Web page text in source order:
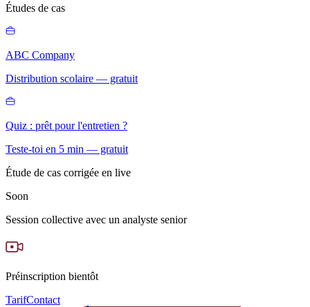
Études de cas
ABC Company
Distribution scolaire — gratuit
Quiz : prêt pour l'entretien ?
Teste-toi en 5 min — gratuit
Étude de cas corrigée en live
Soon
Session collective avec un analyste senior
Préinscription bientôt
TarifContact